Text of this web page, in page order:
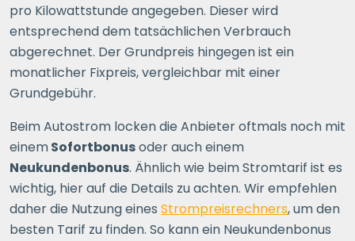
pro Kilowattstunde angegeben. Dieser wird
entsprechend dem tatsächlichen Verbrauch
abgerechnet. Der Grundpreis hingegen ist ein
monatlicher Fixpreis, vergleichbar mit einer
Grundgebühr.
Beim Autostrom locken die Anbieter oftmals noch mit
einemSofortbonusoder auch einem
Neukundenbonus. Ähnlich wie beim Stromtarif ist es
wichtig, hier auf die Details zu achten. Wir empfehlen
daher die Nutzung eines Strompreisrechners, um den
besten Tarif zu finden. So kann ein Neukundenbonus